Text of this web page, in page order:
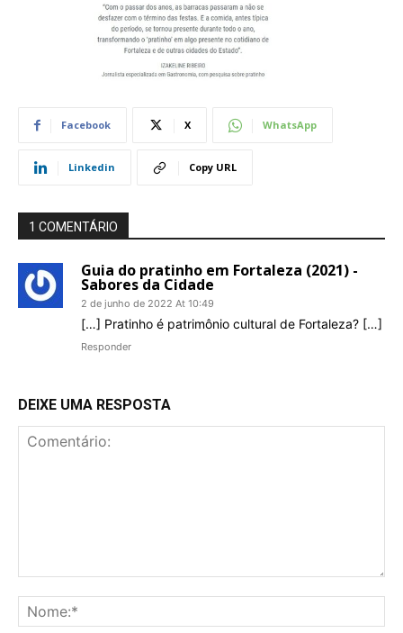
Facebook X WhatsApp
Linkedin Copy URL
1 COMENTÁRIO
Guia do pratinho em Fortaleza (2021) -
Sabores da Cidade
2 de junho de 2022 At 10:49
[…] Pratinho é patrimônio cultural de Fortaleza? […]
Responder
DEIXE UMA RESPOSTA